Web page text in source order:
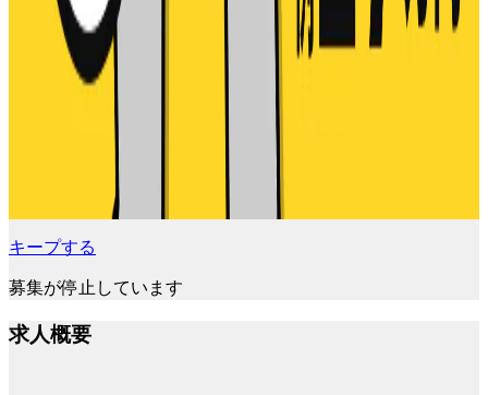
キープする
募集が停止しています
求人概要